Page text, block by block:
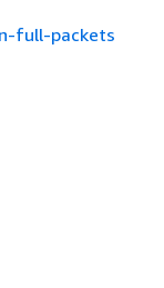
full-packets